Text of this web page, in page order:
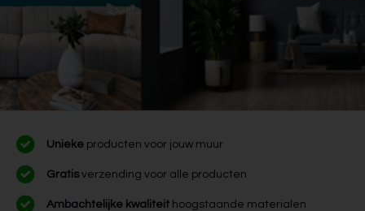
Unieke producten voor jouw muur
Gratis verzending voor alle producten
Ambachtelijke kwaliteit hoogstaande materialen